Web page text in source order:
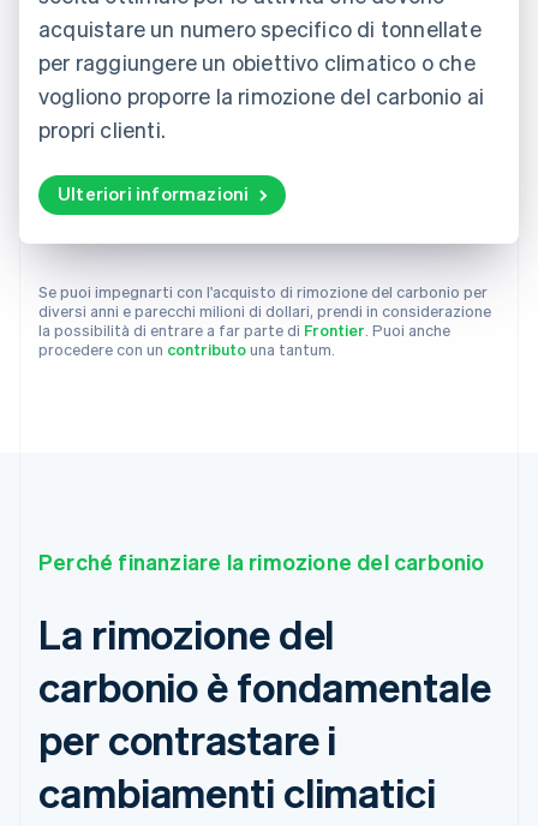
acquistare un numero specifico di tonnellate
per raggiungere un obiettivo climatico o che
vogliono proporre la rimozione del carbonio ai
propri clienti.
Ulteriori informazioni
Se puoi impegnarti con l'acquisto di rimozione del carbonio per
diversi anni e parecchi milioni di dollari, prendi in considerazione
la possibilità di entrare a far parte di Frontier . Puoi anche
procedere con un contributouna tantum.
Perché finanziare la rimozione del carbonio
La rimozione del
carbonio è fondamentale
per contrastare i
cambiamenti climatici